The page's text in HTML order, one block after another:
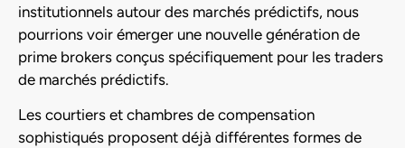
institutionnels autour des marchés prédictifs, nous
pourrions voir émerger une nouvelle génération de
prime brokers conçus spécifiquement pour les traders
de marchés prédictifs.
Les courtiers et chambres de compensation
sophistiqués proposent déjà différentes formes de